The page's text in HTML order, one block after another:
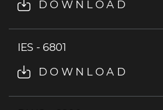
DOWNLOAD
IES - 6801
DOWNLOAD